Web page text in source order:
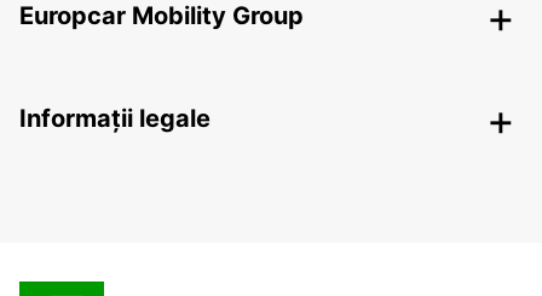
Europcar Mobility Group
Informații legale